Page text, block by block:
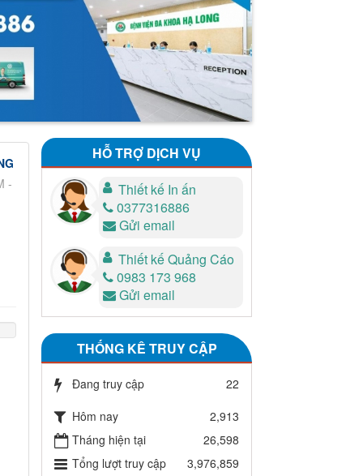
-
HỖ TRỢ DỊCH VỤ
Thiết kế In ấn
0377316886
Gửi email
Thiết kế Quảng Cáo
0983 173 968
Gửi email
THỐNG KÊ TRUY CẬP
Đang truy cập
22
Hôm nay
2,913
Tháng hiện tại
26,598
Tổng lượt truy cập
3,976,859